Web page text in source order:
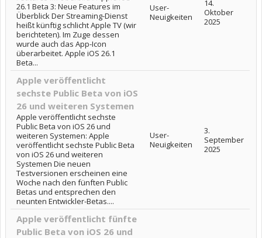
26.1 Beta 3: Neue Features im
Überblick Der Streaming-Dienst
heißt künftig schlicht Apple TV (wir
berichteten). Im Zuge dessen
wurde auch das App-Icon
überarbeitet. Apple iOS 26.1
Beta...
User-
Neuigkeiten
14.
Oktober
2025
Apple veröffentlicht
sechste Public Beta von iOS
26 und weiteren Systemen
Apple veröffentlicht sechste
Public Beta von iOS 26 und
weiteren Systemen: Apple
veröffentlicht sechste Public Beta
von iOS 26 und weiteren
Systemen Die neuen
Testversionen erscheinen eine
Woche nach den fünften Public
Betas und entsprechen den
neunten Entwickler-Betas....
User-
Neuigkeiten
3.
September
2025
Apple veröffentlicht fünfte
Public Beta von iOS 26 und